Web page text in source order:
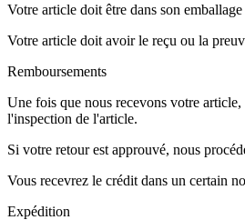
Votre article doit être dans son
Votre article doit avoir le reçu ou la
Remboursements
Une fois que nous recevons votre
l'inspection de l'article.
Si votre retour est approuvé, nous
Vous recevrez le crédit dans un certain
Expédition